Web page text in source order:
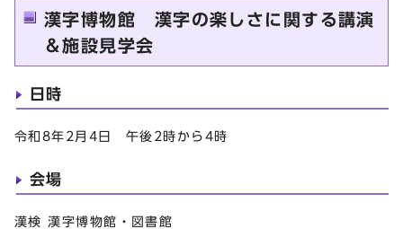
漢字博物館 漢字の楽しさに関する講演
＆施設見学会
日時
令和8年2月4日 午後2時から4時
会場
漢検 漢字博物館・図書館